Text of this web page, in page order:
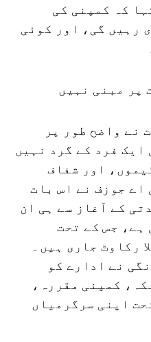
کہ کمپنی کی
رہیں گی، اور کوئی
پر مبنی نہیں
نے واضح طور پر
ایک فرد کے گرد نہیں
اور شفاف
اے جوزف نے اس بات
کے آغاز سے ہی ان
ہے، جس کے تحت
رکاوٹ جاری ہیں۔
نے ادارے کو
کمپنی مقررہ،
اپنی سرگرمیاں